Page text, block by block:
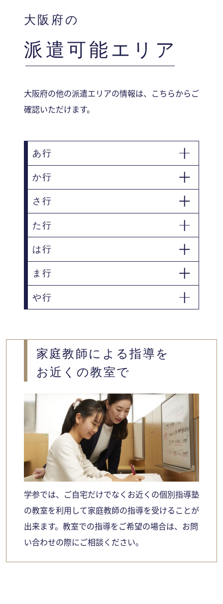
大阪府の
派遣可能エリア
大阪府の他の派遣エリアの情報は、こちらからご
確認いただけます。
あ行
池田市
泉佐野市
茨木市
大阪狭山市
大阪市
か行
貝塚市
交野市
河内長野市
岸和田市
さ行
堺市
吹田市
泉南市
泉南郡熊取町
泉南郡田尻町
泉北郡忠岡町
た行
大東市
高槻市
富田林市
寝屋川市
は行
羽曳野市
東大阪市
藤井寺市
ま行
松原市
箕面市
守口市
や行
家庭教師による指導を
お近くの教室で
学参では、ご自宅だけでなくお近くの個別指導塾
の教室を利用して家庭教師の指導を受けることが
出来ます。教室での指導をご希望の場合は、お問
い合わせの際にご相談ください。